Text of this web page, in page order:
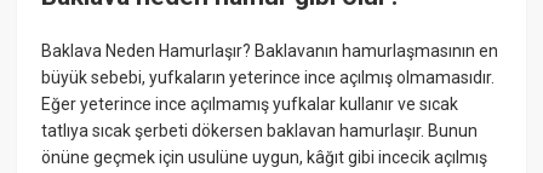
Baklava Neden Hamurlaşır? Baklavanın hamurlaşmasının en
büyük sebebi, yufkaların yeterince ince açılmış olmamasıdır.
Eğer yeterince ince açılmamış yufkalar kullanır ve sıcak
tatlıya sıcak şerbeti dökersen baklavan hamurlaşır. Bunun
önüne geçmek için usulüne uygun, kâğıt gibi incecik açılmış